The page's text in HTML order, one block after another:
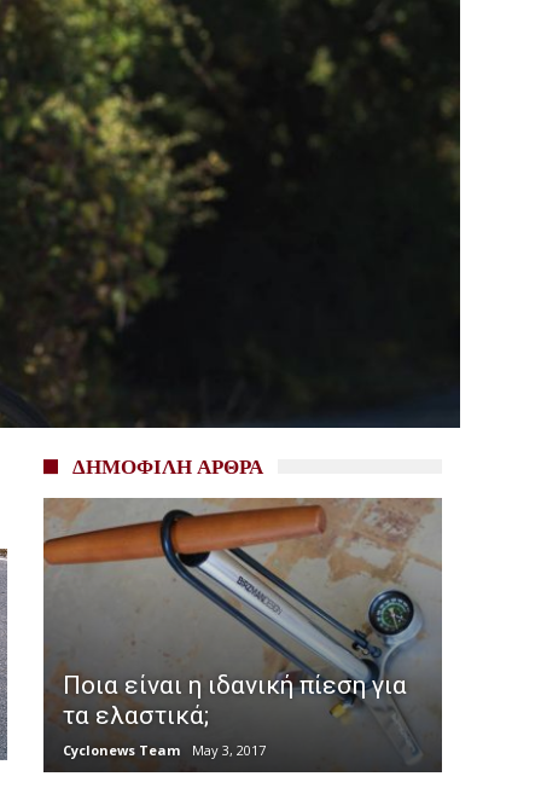
ΔΗΜΟΦΙΛΗ ΑΡΘΡΑ
Ποια είναι η ιδανική πίεση για
τα ελαστικά;
Cyclonews Team May 3, 2017